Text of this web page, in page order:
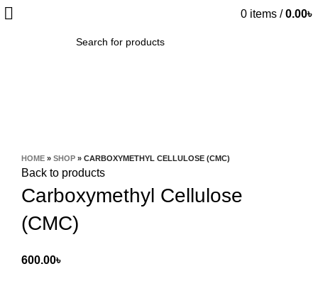
0 items / 0.00৳
HOME » SHOP » CARBOXYMETHYL CELLULOSE (CMC)
Back to products
Carboxymethyl Cellulose
(CMC)
600.00৳